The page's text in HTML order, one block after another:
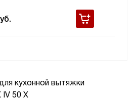
кухонной вытяжки
IV 50 X